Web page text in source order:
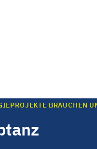
BRAUCHEN